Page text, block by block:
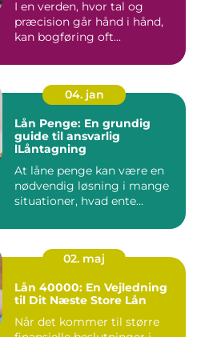
I en verden, hvor tal og
præcision går hånd i hånd,
kan bogføring oft...
04. jan
Lån Penge: En grundig
guide til ansvarlig
lLåntagning
At låne penge kan være en
nødvendig løsning i mange
situationer, hvad ente...
02. maj
Lån 40000: En Vejledning
til Dit Næste Store Lån
Når det kommer til større